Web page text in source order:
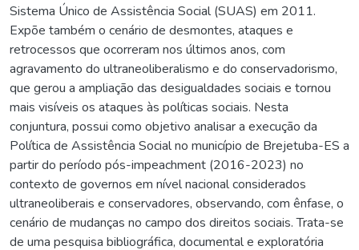
Sistema Único de Assistência Social (SUAS) em 2011.
Expõe também o cenário de desmontes, ataques e
retrocessos que ocorreram nos últimos anos, com
agravamento do ultraneoliberalismo e do conservadorismo,
que gerou a ampliação das desigualdades sociais e tornou
mais visíveis os ataques às políticas sociais. Nesta
conjuntura, possui como objetivo analisar a execução da
Política de Assistência Social no município de Brejetuba-ES a
partir do período pós-impeachment (2016-2023) no
contexto de governos em nível nacional considerados
ultraneoliberais e conservadores, observando, com ênfase, o
cenário de mudanças no campo dos direitos sociais. Trata-se
de uma pesquisa bibliográfica, documental e exploratória